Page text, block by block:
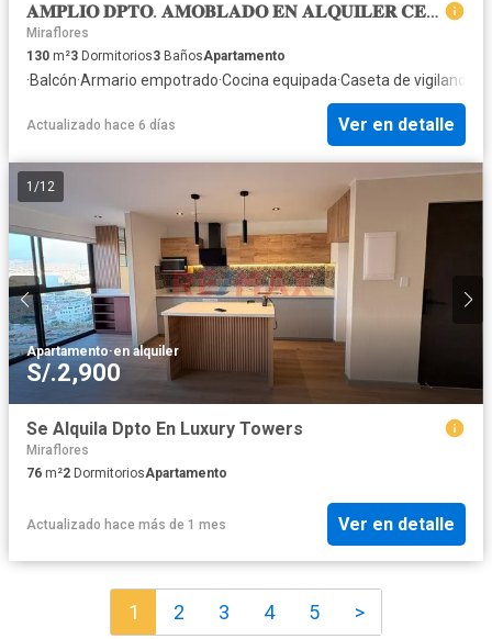
𝐀𝐌𝐏𝐋𝐈𝐎 𝐃𝐏𝐓𝐎. 𝐀𝐌𝐎𝐁𝐋𝐀𝐃𝐎 𝐄𝐍 𝐀𝐋𝐐𝐔𝐈𝐋𝐄𝐑 𝐂𝐄𝐑𝐂𝐀 𝐀𝐋 𝐂𝐋𝐔𝐁 𝐈𝐍𝐓𝐄𝐑𝐍𝐀𝐂𝐈𝐎𝐍𝐀𝐋
Miraflores
130 m²3 Dormitorios3 BañosApartamento
·Balcón·Armario empotrado·Cocina equipada·Caseta de vigilancia
Actualizado hace 6 días Ver en detalle
1 /12
Apartamento·en alquiler
S/.2,900
Se Alquila Dpto En Luxury Towers
Miraflores
76 m²2 DormitoriosApartamento
Actualizado hace más de 1 mes Ver en detalle
1 2 3 4 5 >